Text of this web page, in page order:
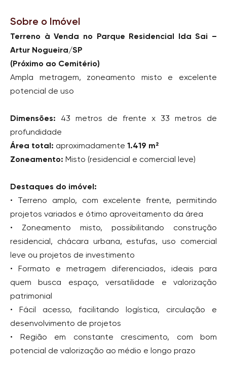
Sobre o Imóvel
Terreno à Venda no Parque Residencial Ida Sai –
Artur Nogueira/SP
(Próximo ao Cemitério)
Ampla metragem, zoneamento misto e excelente
potencial de uso
Dimensões: 43 metros de frente x 33 metros de
profundidade
Área total: aproximadamente 1.419 m²
Zoneamento: Misto (residencial e comercial leve)
Destaques do imóvel:
• Terreno amplo, com excelente frente, permitindo
projetos variados e ótimo aproveitamento da área
• Zoneamento misto, possibilitando construção
residencial, chácara urbana, estufas, uso comercial
leve ou projetos de investimento
• Formato e metragem diferenciados, ideais para
quem busca espaço, versatilidade e valorização
patrimonial
• Fácil acesso, facilitando logística, circulação e
desenvolvimento de projetos
• Região em constante crescimento, com bom
potencial de valorização ao médio e longo prazo